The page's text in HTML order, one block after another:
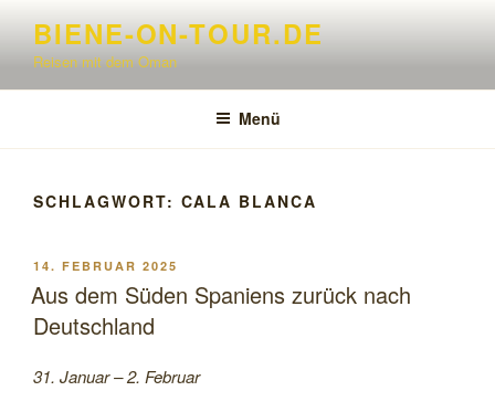
springen
BIENE-ON-TOUR.DE
Reisen mit dem Oman
Menü
SCHLAGWORT: CALA BLANCA
VERÖFFENTLICHT
AM
14. FEBRUAR 2025
Aus dem Süden Spaniens zurück nach
Deutschland
31. Januar – 2. Februar